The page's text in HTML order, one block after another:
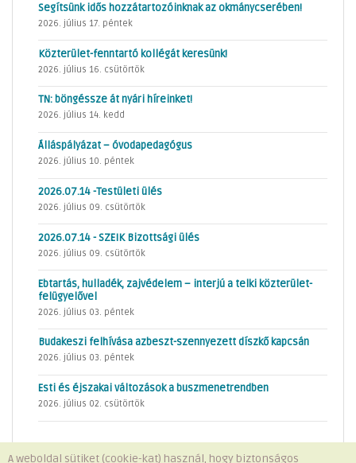
Segítsünk idős hozzátartozóinknak az okmánycserében!
2026. július 17. péntek
Közterület-fenntartó kollégát keresünk!
2026. július 16. csütörtök
TN: böngéssze át nyári híreinket!
2026. július 14. kedd
Álláspályázat – óvodapedagógus
2026. július 10. péntek
2026.07.14 -Testületi ülés
2026. július 09. csütörtök
2026.07.14 - SZEIK Bizottsági ülés
2026. július 09. csütörtök
Ebtartás, hulladék, zajvédelem – interjú a telki közterület-
felügyelővel
2026. július 03. péntek
Budakeszi felhívása azbeszt-szennyezett díszkő kapcsán
2026. július 03. péntek
Esti és éjszakai változások a buszmenetrendben
2026. július 02. csütörtök
A weboldal sütiket (cookie-kat) használ, hogy biztonságos